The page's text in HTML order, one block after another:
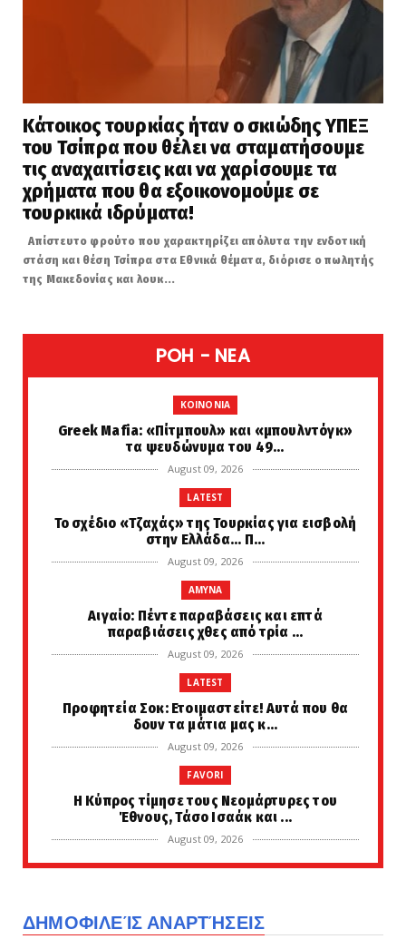
Κάτοικος τουρκίας ήταν ο σκιώδης ΥΠΕΞ
του Τσίπρα που θέλει να σταματήσουμε
τις αναχαιτίσεις και να χαρίσουμε τα
χρήματα που θα εξοικονομούμε σε
τουρκικά ιδρύματα!
Απίστευτο φρούτο που χαρακτηρίζει απόλυτα την ενδοτική
στάση και θέση Τσίπρα στα Εθνικά θέματα, διόρισε ο πωλητής
της Μακεδονίας και λουκ...
POH - NEA
KOINONIA
Greek Μafia: «Πίτμπουλ» και «μπουλντόγκ»
τα ψευδώνυμα του 49...
August 09, 2026
LATEST
Το σχέδιο «Τζαχάς» της Τουρκίας για εισβολή
στην Ελλάδα... Π...
August 09, 2026
AMYNA
Αιγαίο: Πέντε παραβάσεις και επτά
παραβιάσεις χθες από τρία ...
August 09, 2026
LATEST
Προφητεία Σοκ: Ετοιμαστείτε! Αυτά που θα
δουν τα μάτια μας κ...
August 09, 2026
FAVORI
Η Κύπρος τίμησε τους Νεομάρτυρες του
Έθνους, Τάσο Ισαάκ και ...
August 09, 2026
LATEST
August 09, 2026
ΔΗΜΟΦΙΛΕΊΣ ΑΝΑΡΤΉΣΕΙΣ